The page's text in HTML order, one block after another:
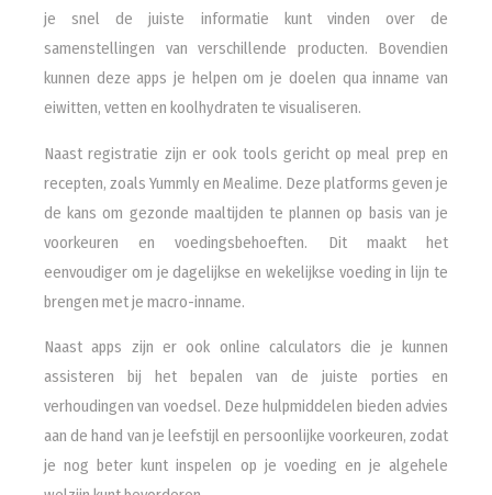
je snel de juiste informatie kunt vinden over de
samenstellingen van verschillende producten. Bovendien
kunnen deze apps je helpen om je doelen qua inname van
eiwitten, vetten en koolhydraten te visualiseren.
Naast registratie zijn er ook tools gericht op meal prep en
recepten, zoals Yummly en Mealime. Deze platforms geven je
de kans om gezonde maaltijden te plannen op basis van je
voorkeuren en voedingsbehoeften. Dit maakt het
eenvoudiger om je dagelijkse en wekelijkse voeding in lijn te
brengen met je macro-inname.
Naast apps zijn er ook online calculators die je kunnen
assisteren bij het bepalen van de juiste porties en
verhoudingen van voedsel. Deze hulpmiddelen bieden advies
aan de hand van je leefstijl en persoonlijke voorkeuren, zodat
je nog beter kunt inspelen op je voeding en je algehele